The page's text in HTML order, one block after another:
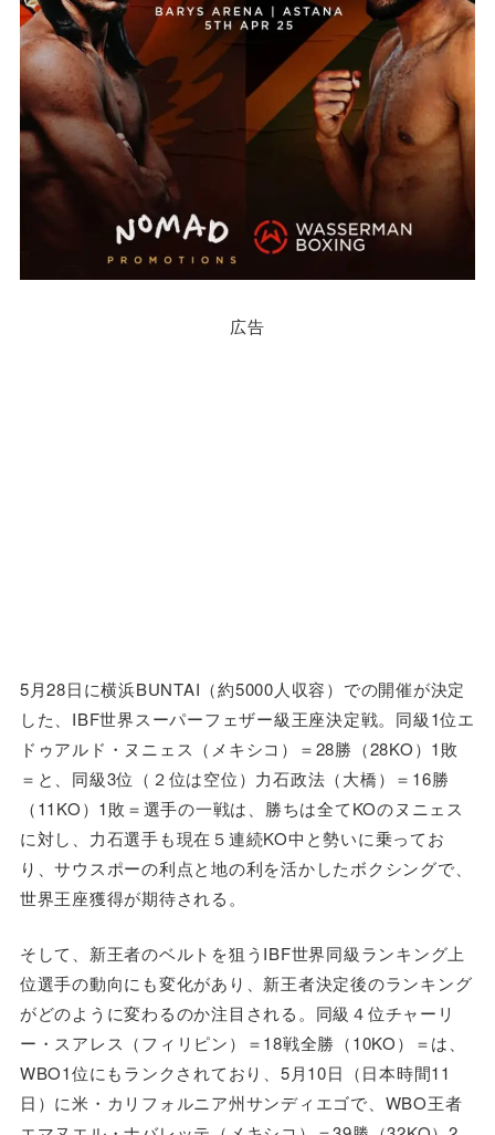
広告
5月28日に横浜BUNTAI（約5000人収容）での開催が決定
した、IBF世界スーパーフェザー級王座決定戦。同級1位エ
ドゥアルド・ヌニェス（メキシコ）＝28勝（28KO）1敗
＝と、同級3位（２位は空位）力石政法（大橋）＝16勝
（11KO）1敗＝選手の一戦は、勝ちは全てKOのヌニェス
に対し、力石選手も現在５連続KO中と勢いに乗ってお
り、サウスポーの利点と地の利を活かしたボクシングで、
世界王座獲得が期待される。
そして、新王者のベルトを狙うIBF世界同級ランキング上
位選手の動向にも変化があり、新王者決定後のランキング
がどのように変わるのか注目される。同級４位チャーリ
ー・スアレス（フィリピン）＝18戦全勝（10KO）＝は、
WBO1位にもランクされており、5月10日（日本時間11
日）に米・カリフォルニア州サンディエゴで、WBO王者